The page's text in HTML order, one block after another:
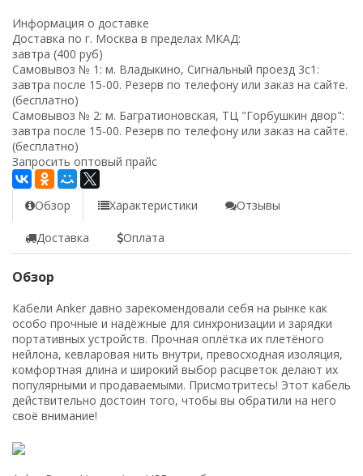
Информация о доставке
Доставка по г. Москва в пределах МКАД:
завтра (400 руб)
Самовывоз № 1: м. Владыкино, Сигнальный проезд 3с1:
завтра после 15-00. Резерв по телефону или заказ на сайте.
(бесплатно)
Самовывоз № 2: м. Багратионовская, ТЦ "Горбушкин двор":
завтра после 15-00. Резерв по телефону или заказ на сайте.
(бесплатно)
Запросить оптовый прайс
Обзор Характеристики Отзывы
Доставка Оплата
Обзор
Кабели Anker давно зарекомендовали себя на рынке как
особо прочные и надёжные для синхронизации и зарядки
портативных устройств. Прочная оплётка их плетёного
нейлона, кевларовая нить внутри, превосходная изоляция,
комфортная длина и широкий выбор расцветок делают их
популярными и продаваемыми. Присмотритесь! Этот кабель
действительно достоин того, чтобы вы обратили на него
своё внимание!